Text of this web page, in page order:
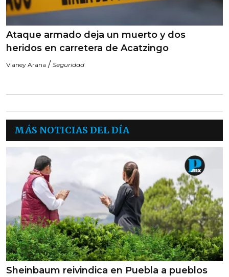
Ataque armado deja un muerto y dos
heridos en carretera de Acatzingo
Vianey Arana / Seguridad
MÁS NOTICIAS DEL DÍA
Sheinbaum reivindica en Puebla a pueblos